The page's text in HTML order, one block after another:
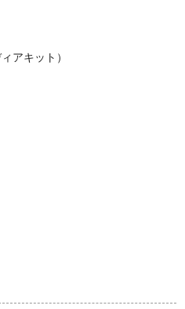
アキット）